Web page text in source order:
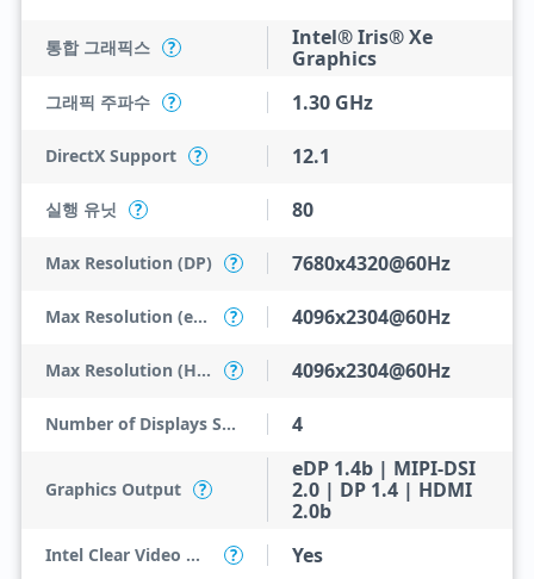
통합 그래픽스 ?
Intel® Iris® Xe
Graphics
그래픽 주파수 ? 1.30 GHz
DirectX Support ? 12.1
실행 유닛 ? 80
Max Resolution (DP) ? 7680x4320@60Hz
Max Resolution (eDP - Integrated Flat Panel) ? 4096x2304@60Hz
Max Resolution (HDMI) ? 4096x2304@60Hz
Number of Displays Supported 4
Graphics Output ?
eDP 1.4b | MIPI-DSI
2.0 | DP 1.4 | HDMI
2.0b
Intel Clear Video HD Technology ? Yes